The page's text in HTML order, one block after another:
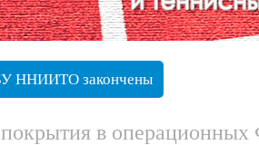
ННИИТО закончены
покрытия в